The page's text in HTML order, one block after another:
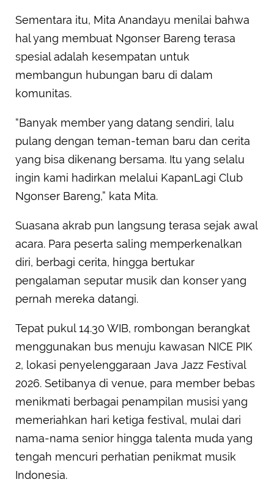
Sementara itu, Mita Anandayu menilai bahwa
hal yang membuat Ngonser Bareng terasa
spesial adalah kesempatan untuk
membangun hubungan baru di dalam
komunitas.
“Banyak member yang datang sendiri, lalu
pulang dengan teman-teman baru dan cerita
yang bisa dikenang bersama. Itu yang selalu
ingin kami hadirkan melalui KapanLagi Club
Ngonser Bareng,” kata Mita.
Suasana akrab pun langsung terasa sejak awal
acara. Para peserta saling memperkenalkan
diri, berbagi cerita, hingga bertukar
pengalaman seputar musik dan konser yang
pernah mereka datangi.
Tepat pukul 14.30 WIB, rombongan berangkat
menggunakan bus menuju kawasan NICE PIK
2, lokasi penyelenggaraan Java Jazz Festival
2026. Setibanya di venue, para member bebas
menikmati berbagai penampilan musisi yang
memeriahkan hari ketiga festival, mulai dari
nama-nama senior hingga talenta muda yang
tengah mencuri perhatian penikmat musik
Indonesia.